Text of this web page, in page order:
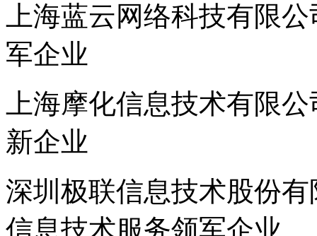
上海蓝云网络科技有限
军企业
上海摩化信息技术有限
新企业
深圳极联信息技术股份
信息技术服务领军企业